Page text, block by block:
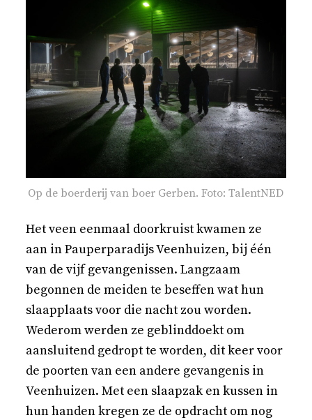
Op de boerderij van boer Gerben. Foto: TalentNED
Het veen eenmaal doorkruist kwamen ze
aan in Pauperparadijs Veenhuizen, bij één
van de vijf gevangenissen. Langzaam
begonnen de meiden te beseffen wat hun
slaapplaats voor die nacht zou worden.
Wederom werden ze geblinddoekt om
aansluitend gedropt te worden, dit keer voor
de poorten van een andere gevangenis in
Veenhuizen. Met een slaapzak en kussen in
hun handen kregen ze de opdracht om nog